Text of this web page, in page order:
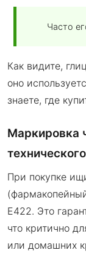
Часто
Как видите,
оно
знаете, где
Маркировка
технического
При покупке
E422. Это
что критично
или домашних